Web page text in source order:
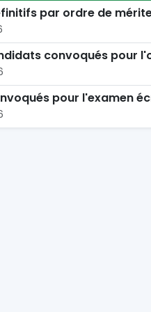
par ordre de
convoqués pour
pour l'examen